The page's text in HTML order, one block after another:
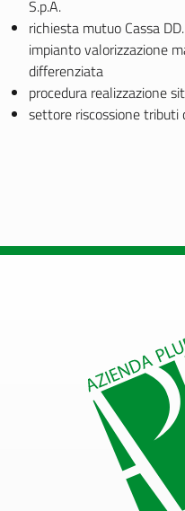
S.p.A.
richiesta mutuo Cassa
impianto valorizzazione
differenziata
procedura realizzazione
settore riscossione tributi